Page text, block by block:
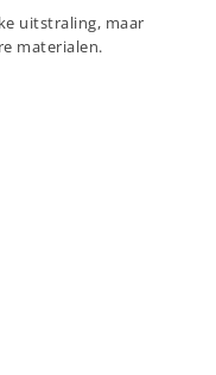
uitstraling, maar
materialen.